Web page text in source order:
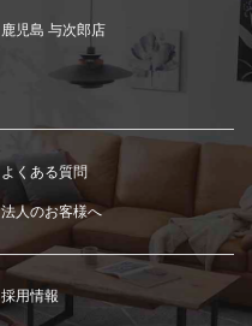
鹿児島 与次郎店
よくある質問
法人のお客様へ
採用情報